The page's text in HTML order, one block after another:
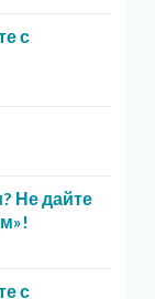
с
Не дайте
с